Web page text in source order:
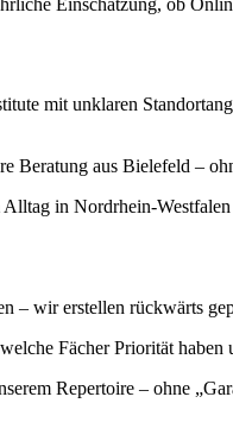
mit unklaren
aus Bielefeld –
in Nordrhein-Westfalen
wir erstellen rückwärts
Fächer Priorität
Repertoire – ohne